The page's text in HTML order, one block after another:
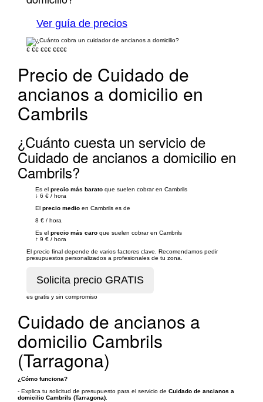
Ver guía de precios
€ €€ €€€ €€€€
Precio de Cuidado de
ancianos a domicilio en
Cambrils
¿Cuánto cuesta un servicio de
Cuidado de ancianos a domicilio en
Cambrils?
Es el precio más barato que suelen cobrar en Cambrils
↓ 6 € / hora
El precio medio en Cambrils es de
8 € / hora
Es el precio más caro que suelen cobrar en Cambrils
↑ 9 € / hora
El precio final depende de varios factores clave. Recomendamos pedir
presupuestos personalizados a profesionales de tu zona.
es gratis y sin compromiso
Cuidado de ancianos a
domicilio Cambrils
(Tarragona)
¿Cómo funciona?
- Explica tu solicitud de presupuesto para el servicio de Cuidado de ancianos a
domicilio Cambrils (Tarragona)